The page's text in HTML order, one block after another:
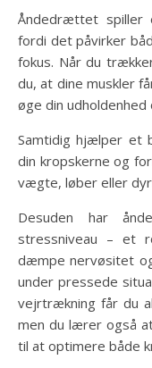
Åndedrættet spiller
fordi det påvirker
fokus. Når du
du, at dine muskler
øge din
Samtidig hjælper et
din kropskerne og
vægte, løber eller
Desuden har
stressniveau – et
dæmpe nervøsitet
under pressede
vejrtrækning får du
men du lærer også
til at optimere både